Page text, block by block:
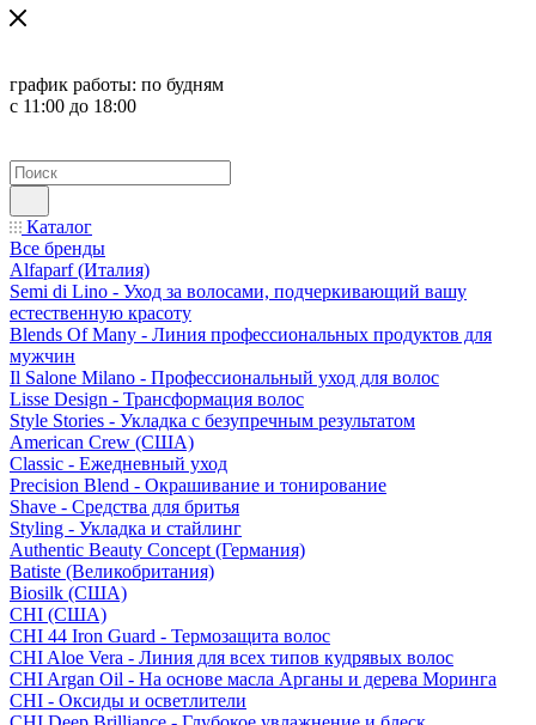
график работы: по будням
с 11:00 до 18:00
Каталог
Все бренды
Alfaparf (Италия)
Semi di Lino - Уход за волосами, подчеркивающий вашу
естественную красоту
Blends Of Many - Линия профессиональных продуктов для
мужчин
Il Salone Milano - Профессиональный уход для волос
Lisse Design - Трансформация волос
Style Stories - Укладка с безупречным результатом
American Crew (США)
Classic - Ежедневный уход
Precision Blend - Окрашивание и тонирование
Shave - Средства для бритья
Styling - Укладка и стайлинг
Authentic Beauty Concept (Германия)
Batiste (Великобритания)
Biosilk (США)
CHI (США)
CHI 44 Iron Guard - Термозащита волос
CHI Aloe Vera - Линия для всех типов кудрявых волос
CHI Argan Oil - На основе масла Арганы и дерева Моринга
CHI - Оксиды и осветлители